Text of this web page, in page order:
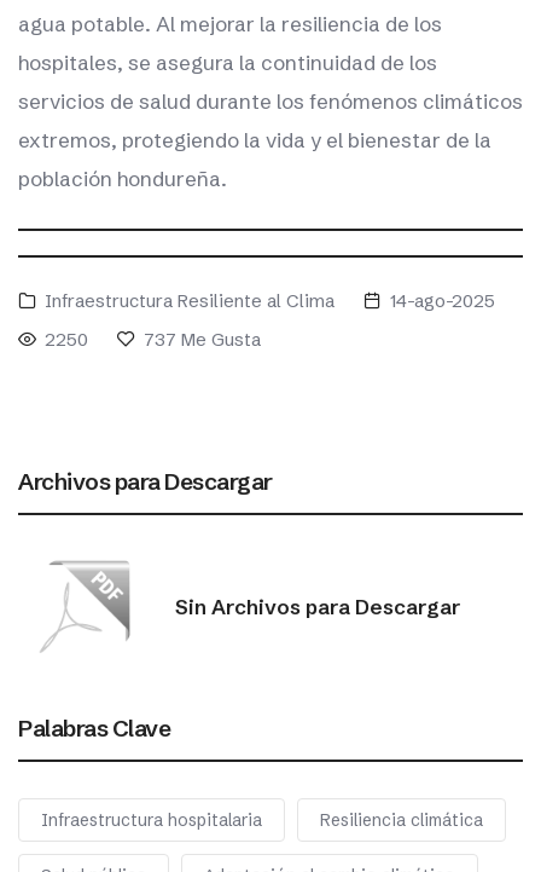
agua potable. Al mejorar la resiliencia de los
hospitales, se asegura la continuidad de los
servicios de salud durante los fenómenos climáticos
extremos, protegiendo la vida y el bienestar de la
población hondureña.
Infraestructura Resiliente al Clima
14-ago-2025
2250
737 Me Gusta
Archivos para Descargar
Sin Archivos para Descargar
Palabras Clave
Infraestructura hospitalaria Resiliencia climática